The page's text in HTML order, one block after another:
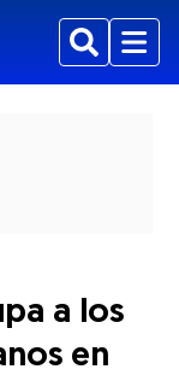
BuscarMenu
a los
en